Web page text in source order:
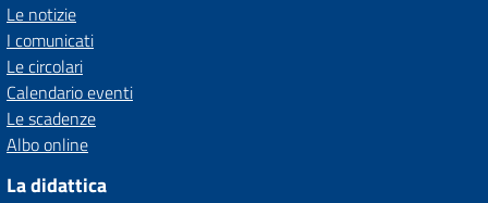
Le notizie
I comunicati
Le circolari
Calendario eventi
Le scadenze
Albo online
La didattica